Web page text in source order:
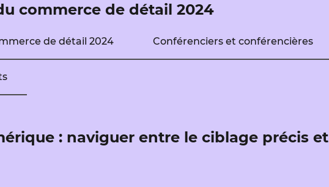
commerce de détail 2024
de détail 2024 Conférenciers et conférencières
: naviguer entre le ciblage précis et